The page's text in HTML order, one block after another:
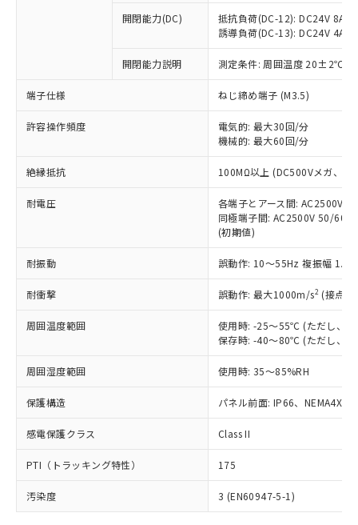
開閉能力(DC)
抵抗負荷(DC-12): DC24V 8A/
誘導負荷(DC-13): DC24V 4A/
開閉能力説明 測定条件: 周囲温度 20±2℃、
端子仕様 ねじ締め端子 (M3.5)
許容操作頻度
電気的: 最大30回/分
機械的: 最大60回/分
絶縁抵抗 100MΩ以上 (DC500Vメガ、点
耐電圧
各端子とアース間: AC2500V
同極端子間: AC2500V 50/
(初期値)
耐振動 誤動作: 10～55Hz 複振幅
耐衝撃 誤動作: 最大1000m/s2 (接点
周囲温度範囲
使用時: -25～55℃ (ただし、氷
保存時: -40～80℃ (ただし、氷
周囲湿度範囲 使用時: 35～85%RH
保護構造 パネル前面: IP66、NEMA4X,
感電保護クラス Class II
PTI（トラッキング特性） 175
汚染度 3 (EN60947-5-1)
ことをご了承ください。
在庫状況および標準価格照会結果は、
記載している更新日時点での社内デー
タに基づき作成されるものであり、閲
覧された時点での実際の在庫および標
準価格とは異なる場合があることをご
正式な納期状況および標準価格はお客
様のお取引先、またはお客様担当のオ
ムロン制御機器販売店・当社販売員に
オムロン制御機器販売店や当社販売拠
販売ネットワーク
」をご確認
在庫状況および標準価格結果を当社の
事前の承諾なく第三者に漏洩または開
示しないようお願いします。
マイパーツ機能（部品リスト作成サー
ビス）をご利用いただくには、I-Web
メンバーズにご登録されている必要が
お客様が当ウェブサイト上で当社にご
登録された部品リストについて、当社
および当社の共同利用者が、当社の製
品・サービスに関するお客様との取
引・商談に必要な範囲で利用すること
※当社の共同利用者とは、"個人情報
の「1.共同利
用者の範囲」に記載されている法人を
いたものが、含有品と判明した場合などや
むを得ず変更することがあります。
*EU RoHS指令（10物質）：
鉛(Pb) 1000ppm以下、 水銀(Hg) 1000ppm以下、 カド
六価クロム(Cr(Ⅵ)) 1000ppm以下、ポリ臭化ビフェニル
類(PBB) 1000ppm以下、ポリ臭化ジフェニルエーテル類
(PBDE) 1000ppm以下、フタル酸ビス(2-エチルヘキシ
ル) (DEHP)(別名：DOP) 1000ppm以下、フタル酸ブチ
ルベンジル（BBP） 1000ppm以下、フタル酸ジブチル
（DBP） 1000ppm以下、フタル酸ジイソブチル
(DIBP) 1000ppm以下
但し、RoHS指令で産業用監視および制御機器に対する
フタル酸エステル類の４物質については閾値を超える意
図的な使用がないことを確認しています。
部品在庫の切り替え状況などにより、予定
月が前後することがあります。
※3 非含有証明書ダウンロード
下記の非含有証明書をダウンロードするこ
とができます。
EU RoHS指令（10物質）の非含有証明書
51物質の非含有証明書（当社基準）
※本証明書は発行日時点で非含有を証明す
るもので、過去に遡って非含有を証明する
基準値を超えていることを示します。
「－」：未確認です。当社販売部門へお問
ム) : 100ppm、
Cr(Ⅵ)(六価クロム) : 1000ppm、 PBBs(ポリ臭化ビフェ
ニル類) : 1000ppm、 PBDEs(ポリ臭化ジフェニルエーテ
ル類) : 1000ppm、
DBP(フタル酸ジブチル) : 1000ppm、 DIBP(フタル酸ジ
イソブチル) : 1000ppm、 BBP(フタル酸ブチルベンジ
ル) : 1000ppm、
DEHP(フタル酸ビス(2-エチルヘキシル)) : 1000ppm
「ｅ」：有害物質（10物質）のすべてが基
準値以下であることを示します。
「10」：通常の使用状況下において有害物
質が外部に漏えいし、環境に深刻な影響を
及ぼさない年数を意味します。
「－」：未確認です。当社販売部門へお問
い合わせください。
当社は、これら貴社製品のうち、外国
為替および外国貿易法に定める商品
（以下｢規制貨物等」という）を輸出
または国外への提供する場合は、日本
国政府の輸出許可(または役務取引許
可)を取得するなどの必要な手続きを
当社は規制貨物を破棄する場合は、完
全に破砕するなど、違法に輸出されな
いよう必要な手段を講じます。
当社は貴社製品を、核兵器、ミサイ
ル、化学兵器、生物兵器またはその他
武器並びにこれらの製造装置等に一切
当社は、貴社製品を第三者に販売する
場合は、上記1、2および3の内容を当
該第三者に通知します。また当社は、
販売先および販売に係わる関係者が違
法に輸出するおそれがある場合は、取
り引きをいたしません。
キャンセル
説明
○ 一定数以上の在庫あり
一定数には満たないが在庫あり
在庫なし(最新の在庫状況につ
いては、お客様のお取引先、ま
たはお客様担当のオムロン制御
機器販売店・当社販売員にご確
白
受注生産機種、また在庫状況の
情報を公開していない機種